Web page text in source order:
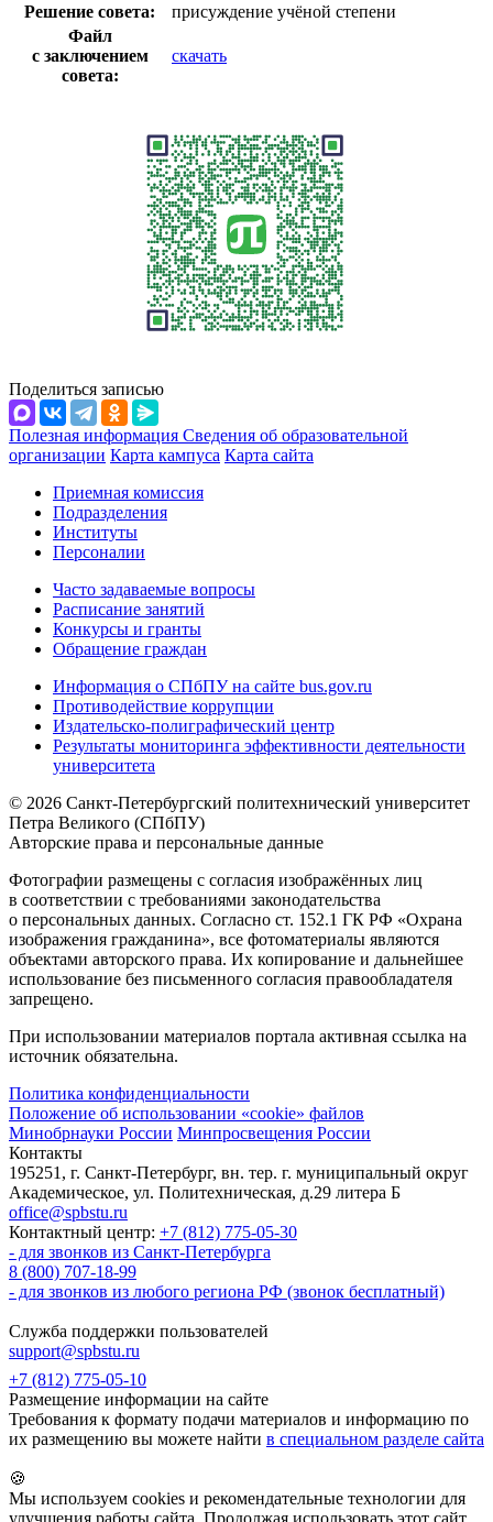
Решение совета:
присуждение учёной степени
Файл
с заключением
совета:
скачать
Поделиться записью
Полезная информация Сведения об образовательной
организации Карта кампуса Карта сайта
Приемная комиссия
Подразделения
Институты
Персоналии
Часто задаваемые вопросы
Расписание занятий
Конкурсы и гранты
Обращение граждан
Информация о СПбПУ на сайте bus.gov.ru
Противодействие коррупции
Издательско-полиграфический центр
Результаты мониторинга эффективности деятельности
университета
© 2026 Санкт-Петербургский политехнический университет
Петра Великого (СПбПУ)
Авторские права и персональные данные
Фотографии размещены с согласия изображённых лиц
в соответствии с требованиями законодательства
о персональных данных. Согласно ст. 152.1 ГК РФ «Охрана
изображения гражданина», все фотоматериалы являются
объектами авторского права. Их копирование и дальнейшее
использование без письменного согласия правообладателя
запрещено.
При использовании материалов портала активная ссылка на
источник обязательна.
Политика конфиденциальности
Положение об использовании «cookie» файлов
Минобрнауки России Минпросвещения России
Контакты
195251, г. Санкт-Петербург, вн. тер. г. муниципальный округ
Академическое, ул. Политехническая, д.29 литера Б
office@spbstu.ru
Контактный центр: +7 (812) 775-05-30
- для звонков из Санкт-Петербурга
8 (800) 707-18-99
- для звонков из любого региона РФ (звонок бесплатный)
Служба поддержки пользователей
support@spbstu.ru
+7 (812) 775-05-10
Размещение информации на сайте
Требования к формату подачи материалов и информацию по
их размещению вы можете найти в специальном разделе сайта
🍪
Мы используем cookies и рекомендательные технологии для
улучшения работы сайта. Продолжая использовать этот сайт,